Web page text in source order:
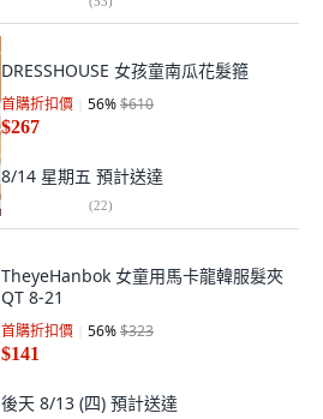
DRESSHOUSE 女孩童南瓜花髮箍
首購折扣價 56%$610
$267
8/14 星期五 預計送達
(22)
TheyeHanbok 女童用馬卡龍韓服髮夾
QT 8-21
首購折扣價 56%$323
$141
後天 8/13 (四) 預計送達